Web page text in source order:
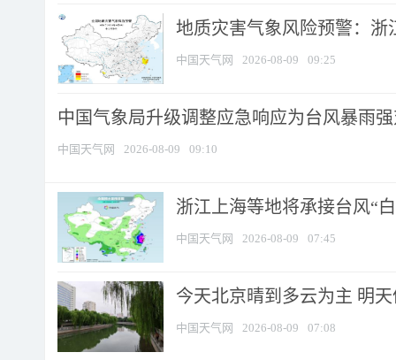
地质灾害气象风险预警：浙
中国天气网 2026-08-09 09:25
中国气象局升级调整应急响应为台风暴雨
中国天气网 2026-08-09 09:10
浙江上海等地将承接台风“
中国天气网 2026-08-09 07:45
今天北京晴到多云为主 明
中国天气网 2026-08-09 07:08